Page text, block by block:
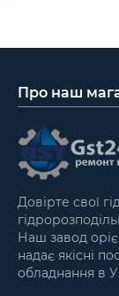
Про наш
Довірте свої
Наш завод
надає якісні
обладнання в